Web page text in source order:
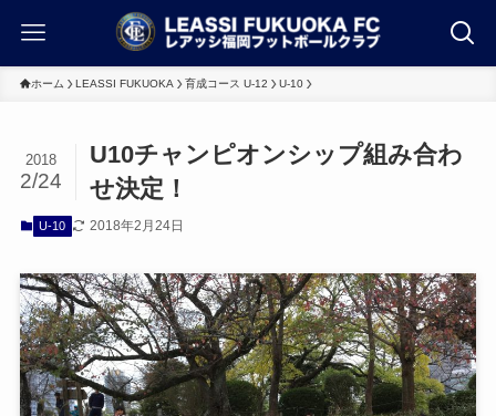
ホーム LEASSI FUKUOKA 育成コース U-12 U-10
U10チャンピオンシップ組み合わ
せ決定！
2018
2/24
U-10 2018年2月24日